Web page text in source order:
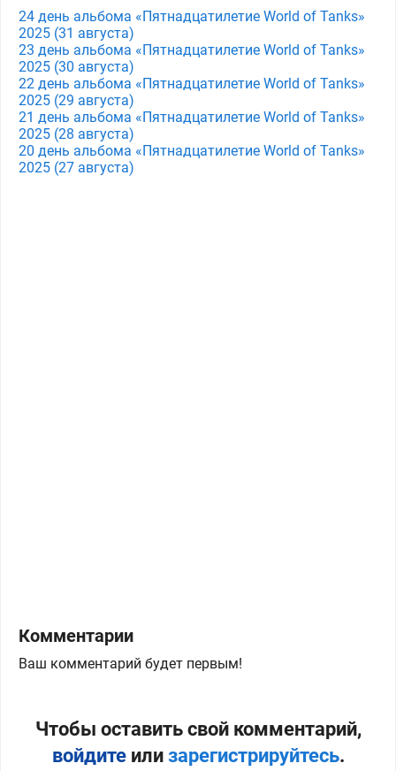
24 день альбома «Пятнадцатилетие World of Tanks»
2025 (31 августа)
23 день альбома «Пятнадцатилетие World of Tanks»
2025 (30 августа)
22 день альбома «Пятнадцатилетие World of Tanks»
2025 (29 августа)
21 день альбома «Пятнадцатилетие World of Tanks»
2025 (28 августа)
20 день альбома «Пятнадцатилетие World of Tanks»
2025 (27 августа)
Комментарии
Ваш комментарий будет первым!
Чтобы оставить свой комментарий,
войдитеили зарегистрируйтесь.